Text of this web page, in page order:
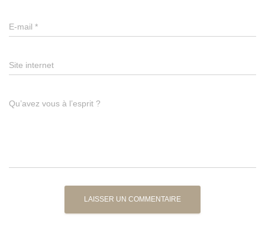
E-mail *
Site internet
Qu’avez vous à l’esprit ?